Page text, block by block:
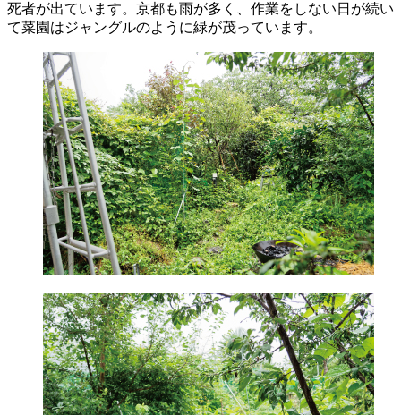
死者が出ています。京都も雨が多く、作業をしない日が続い
て菜園はジャングルのように緑が茂っています。